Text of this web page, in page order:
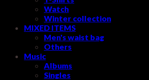
Watch
Winter collection
MIXED ITEMS
Men's waist bag
Others
Music
Albums
Singles